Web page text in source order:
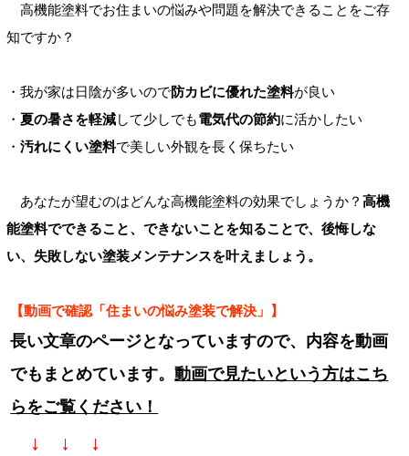
高機能塗料でお住まいの悩みや問題を解決できることをご存
知ですか？
・我が家は日陰が多いので防カビに優れた塗料が良い
・ 夏の暑さを軽減して少しでも電気代の節約に活かしたい
・ 汚れにくい塗料で美しい外観を長く保ちたい
あなたが望むのはどんな高機能塗料の効果でしょうか？ 高機
能塗料でできること、できないことを知ることで、後悔しな
い、失敗しない塗装メンテナンスを叶えましょう。
【動画で確認「住まいの悩み塗装で解決」】
長い文章のページとなっていますので、内容を動画
でもまとめています。動画で見たいという方はこち
らをご覧ください！
↓ ↓ ↓